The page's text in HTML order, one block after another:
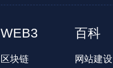
WEB3
区块链
百科
网站建设